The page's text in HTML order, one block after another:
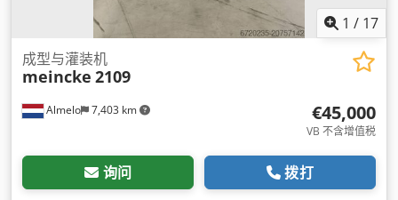
1 / 17
Almelo 7,403 km
成型与灌装机
meincke 2109
€45,000
VB 不含增值税
询问 拨打